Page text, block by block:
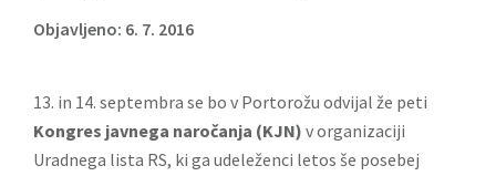
Objavljeno: 6. 7. 2016
13. in 14. septembra se bo v Portorožu odvijal že peti
Kongres javnega naročanja (KJN) v organizaciji
Uradnega lista RS, ki ga udeleženci letos še posebej